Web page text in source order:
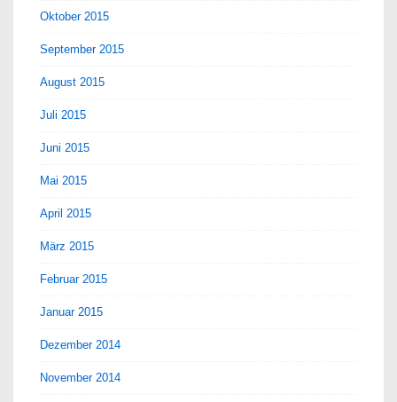
Oktober 2015
September 2015
August 2015
Juli 2015
Juni 2015
Mai 2015
April 2015
März 2015
Februar 2015
Januar 2015
Dezember 2014
November 2014